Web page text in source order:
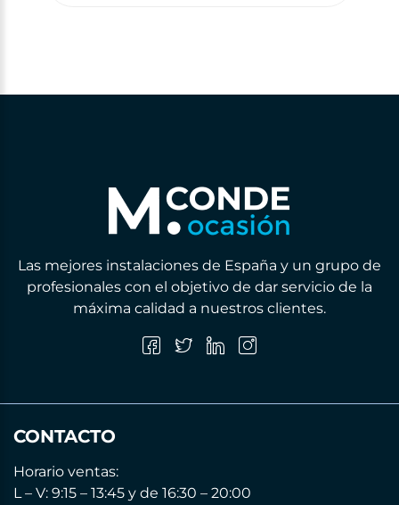
Las mejores instalaciones de España y un grupo de
profesionales con el objetivo de dar servicio de la
máxima calidad a nuestros clientes.
CONTACTO
Horario ventas:
L – V: 9:15 – 13:45 y de 16:30 – 20:00